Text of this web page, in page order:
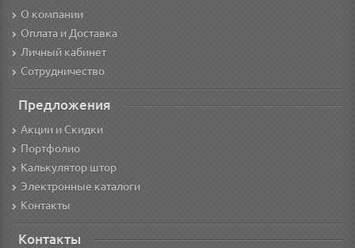
О компании
Оплата и Доставка
Личный кабинет
Сотрудничество
Предложения
Акции и Скидки
Портфолио
Калькулятор штор
Электронные каталоги
Контакты
Контакты